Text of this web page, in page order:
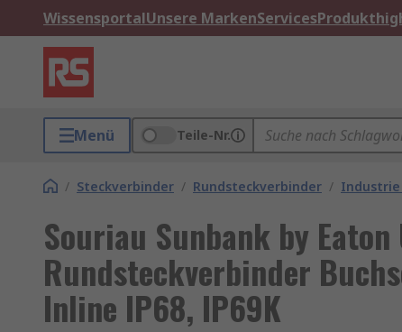
WissensportalUnsere MarkenServices
Menü Teile-Nr.
/ Steckverbinder / Rundsteckverbinder /
Souriau Sunbank by Eaton
Rundsteckverbinder
Inline IP68, IP69K